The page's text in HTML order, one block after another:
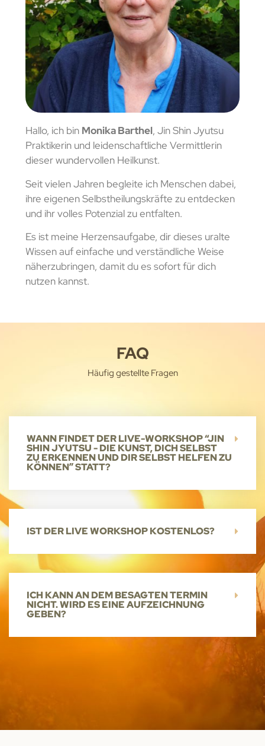
Hallo, ich bin Monika Barthel, Jin Shin Jyutsu
Praktikerin und leidenschaftliche Vermittlerin
dieser wundervollen Heilkunst.
Seit vielen Jahren begleite ich Menschen dabei,
ihre eigenen Selbstheilungskräfte zu entdecken
und ihr volles Potenzial zu entfalten.
Es ist meine Herzensaufgabe, dir dieses uralte
Wissen auf einfache und verständliche Weise
näherzubringen, damit du es sofort für dich
nutzen kannst.
FAQ
Häufig gestellte Fragen
WANN FINDET DER LIVE-WORKSHOP “JIN
SHIN JYUTSU - DIE KUNST, DICH SELBST
ZU ERKENNEN UND DIR SELBST HELFEN ZU
KÖNNEN​” STATT?
IST DER LIVE WORKSHOP KOSTENLOS?
ICH KANN AN DEM BESAGTEN TERMIN
NICHT. WIRD ES EINE AUFZEICHNUNG
GEBEN?